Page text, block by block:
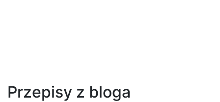
Przepisy z bloga